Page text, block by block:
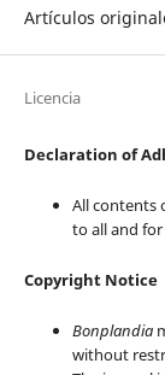
Artículos
Licencia
Declaration of
All contents
to all and
Copyright Notice
Bonplandia
without